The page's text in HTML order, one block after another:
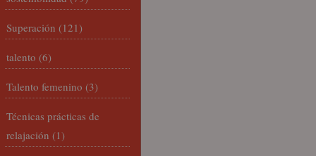
Superación (121)
talento (6)
Talento femenino (3)
Técnicas prácticas de
relajación (1)